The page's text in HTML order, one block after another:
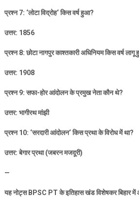
प्रश्न7: ‘लोटा विद्रोह‘किस वर्ष हुआ?
उत्तर: 1856
प्रश्न8:छोटा नागपुर काश्तकारी अधिनियम किस वर्ष लागू
उत्तर: 1908
प्रश्न9:सफा-होर आंदोलन के प्रमुख नेता कौन थे?
उत्तर: भागीरथ मांझी
प्रश्न10: ‘सरदारी आंदोलन‘किस प्रथा के विरोध में था?
उत्तर: बेगार प्रथा (जबरन मजदूरी)
—
यह नोट्स BPSC PTके इतिहास खंड विशेषकर बिहार में